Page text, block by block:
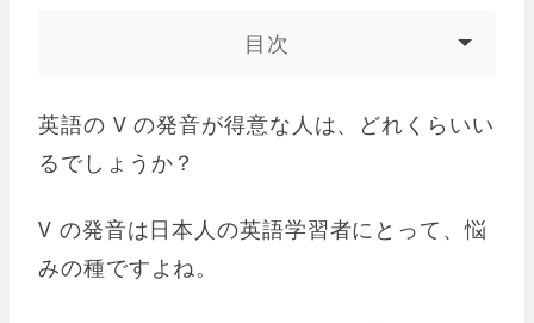
目次
英語の V の発音が得意な人は、どれくらいい
るでしょうか？
V の発音は日本人の英語学習者にとって、悩
みの種ですよね。